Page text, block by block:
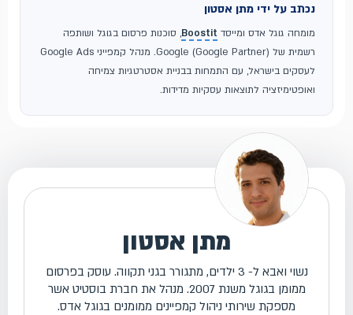
נכתב על ידי מתן אסטון
מומחה גוגל אדס ומייסד Boostit, סוכנות פרסום בגוגל ושותפה
רשמית של Google (Google Partner). מנהל קמפייני Google Ads
לעסקים בישראל, עם התמחות בבניית אסטרטגיות צמיחה
ואופטימיזציה לתוצאות עסקיות מדידות.
מתן אסטון
נשוי ואבא ל- 3 ילדים, מתגורר בגני תקווה. עוסק בפרסום
ממומן בגוגל משנת 2007. מנהל את חברת בוסטיט אשר
מספקת שירותי ניהול קמפיינים ממומנים בגוגל אדס.